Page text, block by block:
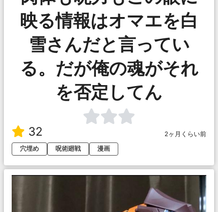
映る情報はオマエを白
雪さんだと言ってい
る。だが俺の魂がそれ
を否定してん
32
2ヶ月くらい前
穴埋め
呪術廻戦 漫画